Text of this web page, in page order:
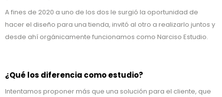
A fines de 2020 a uno de los dos le surgió la oportunidad de
hacer el diseño para una tienda, invitó al otro a realizarlo juntos y
desde ahí orgánicamente funcionamos como Narciso Estudio.
¿Qué los diferencia como estudio?
Intentamos proponer más que una solución para el cliente, que